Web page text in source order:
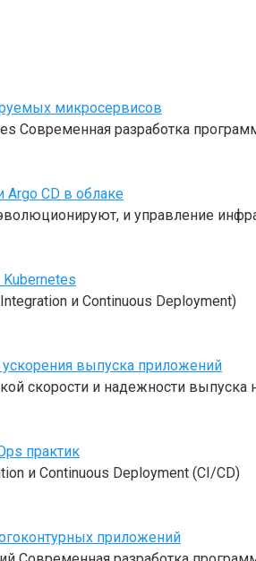
микросервисов
Современная разработка
CD в облаке
и управление
и Continuous Deployment)
выпуска приложений
скорости и надежности выпуска
практик
и Continuous Deployment (CI/CD)
приложений